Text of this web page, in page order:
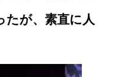
たが、素直に人